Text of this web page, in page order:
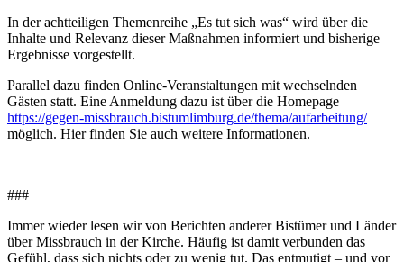
In der achtteiligen Themenreihe „Es tut sich was“ wird über die
Inhalte und Relevanz dieser Maßnahmen informiert und bisherige
Ergebnisse vorgestellt.
Parallel dazu finden Online-Veranstaltungen mit wechselnden
Gästen statt. Eine Anmeldung dazu ist über die Homepage
https://gegen-missbrauch.bistumlimburg.de/thema/aufarbeitung/
möglich. Hier finden Sie auch weitere Informationen.
###
Immer wieder lesen wir von Berichten anderer Bistümer und Länder
über Missbrauch in der Kirche. Häufig ist damit verbunden das
Gefühl, dass sich nichts oder zu wenig tut. Das entmutigt – und vor